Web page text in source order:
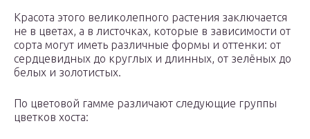
Красота этого великолепного растения заключается
не в цветах, а в листочках, которые в зависимости от
сорта могут иметь различные формы и оттенки: от
сердцевидных до круглых и длинных, от зелёных до
белых и золотистых.
По цветовой гамме различают следующие группы
цветков хоста: